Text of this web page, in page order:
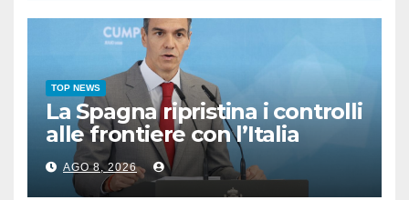
TOP NEWS
La Spagna ripristina i controlli
alle frontiere con l’Italia
AGO 8, 2026